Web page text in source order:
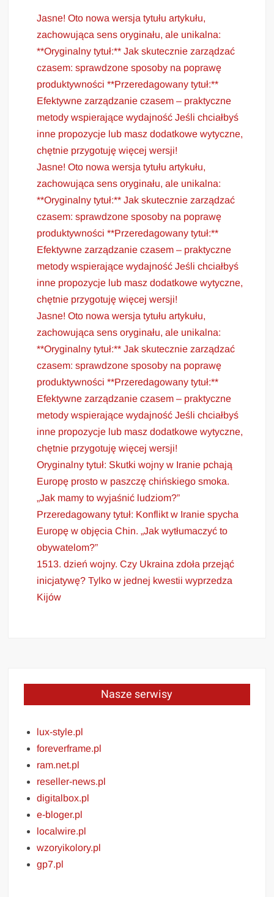
Jasne! Oto nowa wersja tytułu artykułu,
zachowująca sens oryginału, ale unikalna:
**Oryginalny tytuł:** Jak skutecznie zarządzać
czasem: sprawdzone sposoby na poprawę
produktywności **Przeredagowany tytuł:**
Efektywne zarządzanie czasem – praktyczne
metody wspierające wydajność Jeśli chciałbyś
inne propozycje lub masz dodatkowe wytyczne,
chętnie przygotuję więcej wersji!
Jasne! Oto nowa wersja tytułu artykułu,
zachowująca sens oryginału, ale unikalna:
**Oryginalny tytuł:** Jak skutecznie zarządzać
czasem: sprawdzone sposoby na poprawę
produktywności **Przeredagowany tytuł:**
Efektywne zarządzanie czasem – praktyczne
metody wspierające wydajność Jeśli chciałbyś
inne propozycje lub masz dodatkowe wytyczne,
chętnie przygotuję więcej wersji!
Jasne! Oto nowa wersja tytułu artykułu,
zachowująca sens oryginału, ale unikalna:
**Oryginalny tytuł:** Jak skutecznie zarządzać
czasem: sprawdzone sposoby na poprawę
produktywności **Przeredagowany tytuł:**
Efektywne zarządzanie czasem – praktyczne
metody wspierające wydajność Jeśli chciałbyś
inne propozycje lub masz dodatkowe wytyczne,
chętnie przygotuję więcej wersji!
Oryginalny tytuł: Skutki wojny w Iranie pchają
Europę prosto w paszczę chińskiego smoka.
„Jak mamy to wyjaśnić ludziom?”
Przeredagowany tytuł: Konflikt w Iranie spycha
Europę w objęcia Chin. „Jak wytłumaczyć to
obywatelom?”
1513. dzień wojny. Czy Ukraina zdoła przejąć
inicjatywę? Tylko w jednej kwestii wyprzedza
Kijów
Nasze serwisy
lux-style.pl
foreverframe.pl
ram.net.pl
reseller-news.pl
digitalbox.pl
e-bloger.pl
localwire.pl
wzoryikolory.pl
gp7.pl